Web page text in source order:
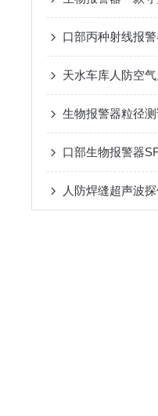
人防焊缝超声波